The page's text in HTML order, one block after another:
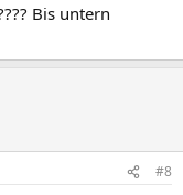
Bis untern
#8